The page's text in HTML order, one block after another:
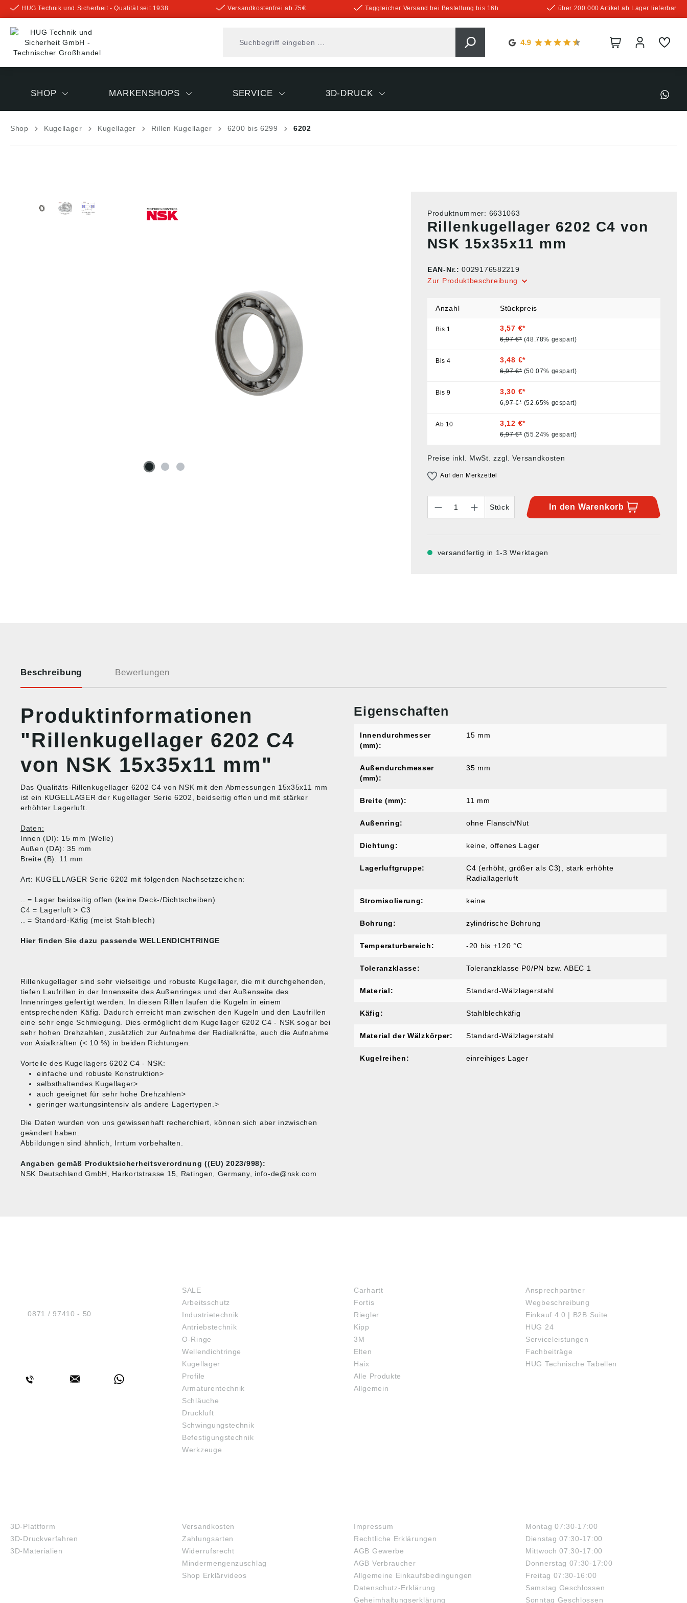
springen
HUG Technik und Sicherheit - Qualität seit 1938 Versandkostenfrei ab 75€ Taggleicher Versand bei Bestellung bis 16h über 200.000 Artikel ab Lager lieferbar
SHOP MARKENSHOPS SERVICE 3D-DRUCK
Shop Kugellager Kugellager Rillen Kugellager 6200 bis 6299 6202
Produktnummer: 6631063
Rillenkugellager 6202 C4 von
NSK 15x35x11 mm
EAN-Nr.:0029176582219
Zur Produktbeschreibung
Anzahl Stückpreis
Bis 1 3,57 €*
6,97 €* (48.78% gespart)
Bis4 3,48 €*
6,97 €* (50.07% gespart)
Bis9 3,30 €*
6,97 €* (52.65% gespart)
Ab 10 3,12 €*
6,97 €* (55.24% gespart)
Preise inkl. MwSt. zzgl. Versandkosten
Auf den Merkzettel
Stück
In den Warenkorb
versandfertig in 1-3 Werktagen
Beschreibung Bewertungen
Produktinformationen
"Rillenkugellager 6202 C4
von NSK 15x35x11 mm"
Das Qualitäts-Rillenkugellager 6202 C4 von NSK mit den Abmessungen 15x35x11 mm
ist ein KUGELLAGER der Kugellager Serie 6202, beidseitig offen und mit stärker
erhöhter Lagerluft.
Daten:
Innen (DI): 15 mm (Welle)
Außen (DA): 35 mm
Breite (B): 11 mm
Art: KUGELLAGER Serie 6202 mit folgenden Nachsetzzeichen:
.. = Lager beidseitig offen (keine Deck-/Dichtscheiben)
C4 = Lagerluft > C3
.. = Standard-Käfig (meist Stahlblech)
Hier finden Sie dazu passende WELLENDICHTRINGE
Rillenkugellager sind sehr vielseitige und robuste Kugellager, die mit durchgehenden,
tiefen Laufrillen in der Innenseite des Außenringes und der Außenseite des
Innenringes gefertigt werden. In diesen Rillen laufen die Kugeln in einem
entsprechenden Käfig. Dadurch erreicht man zwischen den Kugeln und den Laufrillen
eine sehr enge Schmiegung. Dies ermöglicht dem Kugellager 6202 C4 - NSK sogar bei
sehr hohen Drehzahlen, zusätzlich zur Aufnahme der Radialkräfte, auch die Aufnahme
von Axialkräften (< 10 %) in beiden Richtungen.
Vorteile des Kugellagers 6202 C4 - NSK:
einfache und robuste Konstruktion>
selbsthaltendes Kugellager>
auch geeignet für sehr hohe Drehzahlen>
geringer wartungsintensiv als andere Lagertypen.>
Die Daten wurden von uns gewissenhaft recherchiert, können sich aber inzwischen
geändert haben.
Abbildungen sind ähnlich, Irrtum vorbehalten.
Angaben gemäß Produktsicherheitsverordnung ((EU) 2023/998):
NSK Deutschland GmbH, Harkortstrasse 15, Ratingen, Germany, info-de@nsk.com
Eigenschaften
Innendurchmesser
(mm):
15 mm
Außendurchmesser
(mm):
35 mm
Breite (mm): 11 mm
Außenring: ohne Flansch/Nut
Dichtung: keine, offenes Lager
Lagerluftgruppe: C4 (erhöht, größer als C3)
, stark erhöhte
Radiallagerluft
Stromisolierung: keine
Bohrung: zylindrische Bohrung
Temperaturbereich: -20 bis +120 °C
Toleranzklasse: Toleranzklasse P0/PN bzw. ABEC 1
Material: Standard-Wälzlagerstahl
Käfig: Stahlblechkäfig
Material der Wälzkörper: Standard-Wälzlagerstahl
Kugelreihen: einreihiges Lager
Tel.:0871 / 97410 - 50
SALE
Arbeitsschutz
Industrietechnik
Antriebstechnik
O-Ringe
Wellendichtringe
Kugellager
Profile
Armaturentechnik
Schläuche
Druckluft
Schwingungstechnik
Befestigungstechnik
Werkzeuge
Carhartt
Fortis
Riegler
Kipp
3M
Elten
Haix
Alle Produkte
Allgemein
Ansprechpartner
Wegbeschreibung
Einkauf 4.0 | B2B Suite
HUG 24
Serviceleistungen
Fachbeiträge
HUG Technische Tabellen
3D-Plattform
3D-Druckverfahren
3D-Materialien
Versandkosten
Zahlungsarten
Widerrufsrecht
Mindermengenzuschlag
Shop Erklärvideos
Impressum
Rechtliche Erklärungen
AGB Gewerbe
AGB Verbraucher
Allgemeine Einkaufsbedingungen
Datenschutz-Erklärung
Geheimhaltungserklärung
Montag 07:30-17:00
Dienstag 07:30-17:00
Mittwoch 07:30-17:00
Donnerstag 07:30-17:00
Freitag 07:30-16:00
Samstag Geschlossen
Sonntag Geschlossen